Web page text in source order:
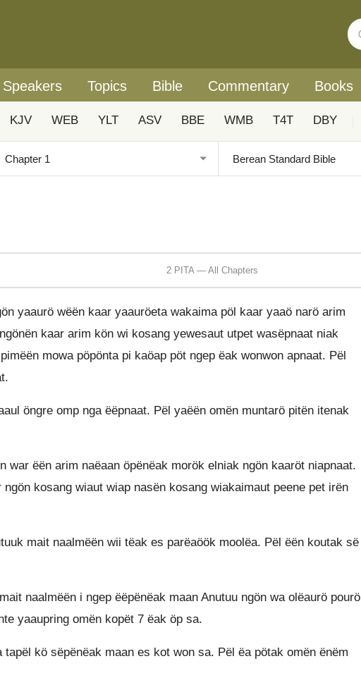
Speakers Topics Bible Commentary Books
KJV WEB YLT ASV BBE WMB T4T DBY
2 PITA — All Chapters
yaaurö wëën kaar yaauröeta wakaima pöl kaar yaaö narö arim
kaar arim kön wi kosang yewesaut utpet wasëpnaat niak
mowa pöpönta pi kaöap pöt ngep ëak wonwon apnaat. Pël
öngre omp nga ëëpnaat. Pël yaëën omën muntarö pitën itenak
war ëën arim naëaan öpënëak morök elniak ngön kaaröt niapnaat.
kosang wiaut wiap nasën kosang wiakaimaut peene pet irën
mait naalmëën wii tëak es parëaöök moolëa. Pël ëën koutak së
naalmëën i ngep ëëpënëak maan Anutuu ngön wa olëaurö pourö
yaaupring omën kopët 7 ëak öp sa.
kö sëpënëak maan es kot won sa. Pël ëa pötak omën ënëm